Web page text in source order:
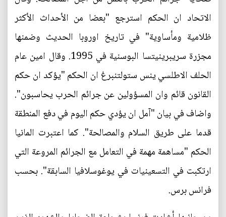
الاتحاد ان الحكم استرجع "بعضا من الأحداث الأكثر
ظلامية ومأساوية" في تاريخ اوروبا الحديث وضمنها
مجزرة سريبرينيتسا البوسنية في 1995. وقال امين عام
الحلف الاطلسي ينس ستولتنبرغ ان الحكم "يؤكد ان حكم
القانون قائم وان المسؤولين عن جرائم الحرب يحاسبون".
واضاف في بيان "آمل ان يؤدي حكم اليوم في دفع المنطقة
قدما على طريق السلام والمصالحة". كما اعتبرت المانيا
الحكم "مساهمة مهمة في التعامل مع الجرائم المروعة التي
ارتكبت في التسعينيات في يوغوسلافيا السابقة". بحسب
فرانس برس.